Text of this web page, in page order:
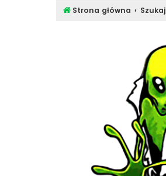
Strona główna Szukaj